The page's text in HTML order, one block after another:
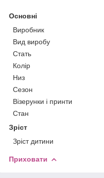
Основні
Виробник
Вид виробу
Стать
Колір
Низ
Сезон
Візерунки і принти
Стан
Зріст
Зріст дитини
Приховати